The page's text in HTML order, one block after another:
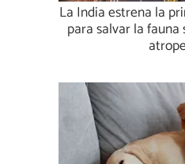
La India estrena la
para salvar la